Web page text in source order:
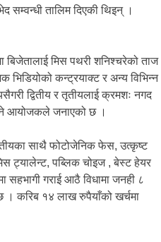
सम्वन्धी तालिम दिएकी थिइन् ।
बिजेतालाई मिस पथरी शनिश्चरेको ताज
भिडियोको कन्ट्रयाक्ट र अन्य विभिन्न
द्वितीय र तृतीयलाई क्रमशः नगद
आयोजकले जनाएको छ ।
तृतीयका साथै फोटोजेनिक फेस, उत्कृष्ट
ट्यालेन्ट, पब्लिक चोइज , बेस्ट हेयर
सहभागी गराई आठै विधामा जनही ८
। करिब १४ लाख रुपैयाँको खर्चमा